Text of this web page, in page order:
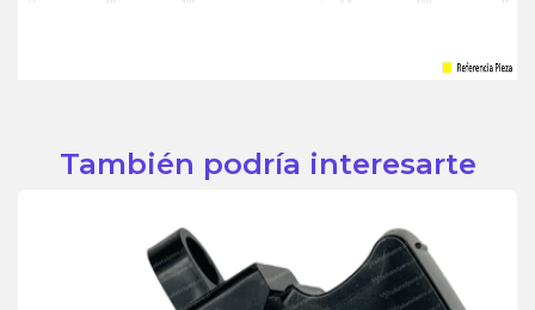
También podría interesarte